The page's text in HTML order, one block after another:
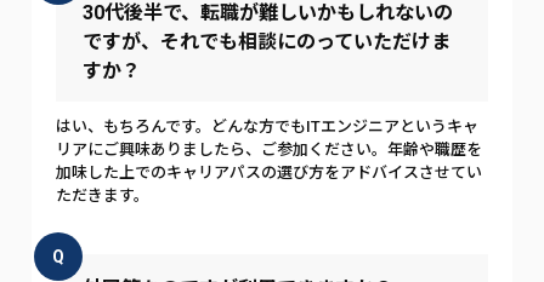
30代後半で、転職が難しいかもしれないの
ですが、それでも相談にのっていただけま
すか？
はい、もちろんです。どんな方でもITエンジニアというキャ
リアにご興味ありましたら、ご参加ください。年齢や職歴を
加味した上でのキャリアパスの選び方をアドバイスさせてい
ただきます。
Q